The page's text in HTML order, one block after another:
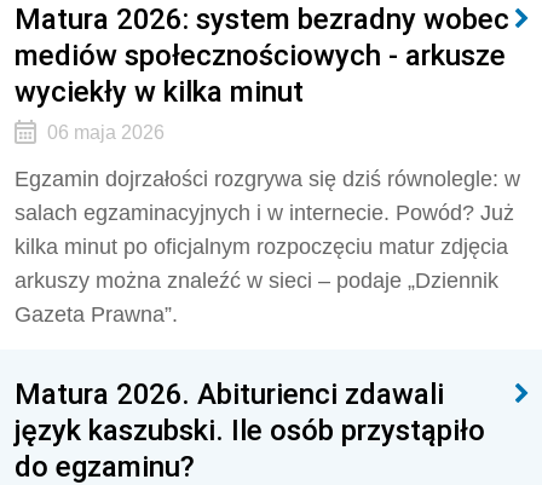
Matura 2026: system bezradny wobec
mediów społecznościowych - arkusze
wyciekły w kilka minut
06 maja 2026
Egzamin dojrzałości rozgrywa się dziś równolegle: w
salach egzaminacyjnych i w internecie. Powód? Już
kilka minut po oficjalnym rozpoczęciu matur zdjęcia
arkuszy można znaleźć w sieci – podaje „Dziennik
Gazeta Prawna”.
Matura 2026. Abiturienci zdawali
język kaszubski. Ile osób przystąpiło
do egzaminu?